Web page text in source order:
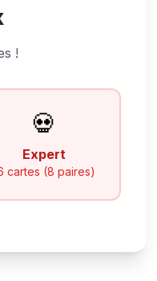
!
💀
Expert
cartes (8 paires)